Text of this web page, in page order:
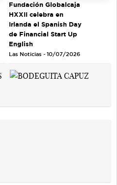
Fundación Globalcaja
HXXII celebra en
Irlanda el Spanish Day
de Financial Start Up
English
Las Noticias - 10/07/2026